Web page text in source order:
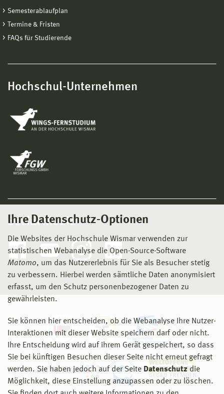
Ihre Datenschutz-Optionen
Die Websites der Hochschule Wismar verwenden zur
statistischen Webanalyse die Open-Source-Software
Matomo, um das Nutzererlebnis für Sie als Besucher stetig
zu verbessern. Hierbei werden sämtliche Daten anonymisiert
erfasst, um den Schutz personenbezogener Daten zu
gewährleisten.
Sie können hier entscheiden, ob die Webanalyse Ihre Nutzer-
Interaktionen mit dieser Website speichern darf oder nicht.
Ihre Entscheidung wird auf ihrem Gerät gespeichert, so dass
Sie bei künftigen Besuchen dieser Seite nicht erneut gefragt
werden. Sie haben jedoch auf der Seite Datenschutz die
Möglichkeit, diese Einstellung anzupassen oder zu löschen.
Semesterablaufplan
Termine & Fristen
FAQs für Studierende
Hochschul-Unternehmen
Social Media